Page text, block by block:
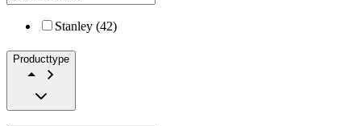
Stanley (42)
Producttype